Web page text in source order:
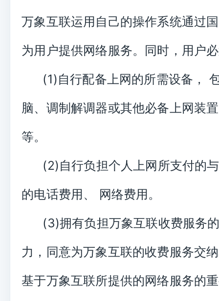
万象互联运用自己的操作系统通过
为用户提供网络服务。同时，用户
(1)自行配备上网的所需设备，
脑、调制解调器或其他必备上网装
等。
(2)自行负担个人上网所支付的
的电话费用、 网络费用。
(3)拥有负担万象互联收费服务
力，同意为万象互联的收费服务交
基于万象互联所提供的网络服务的